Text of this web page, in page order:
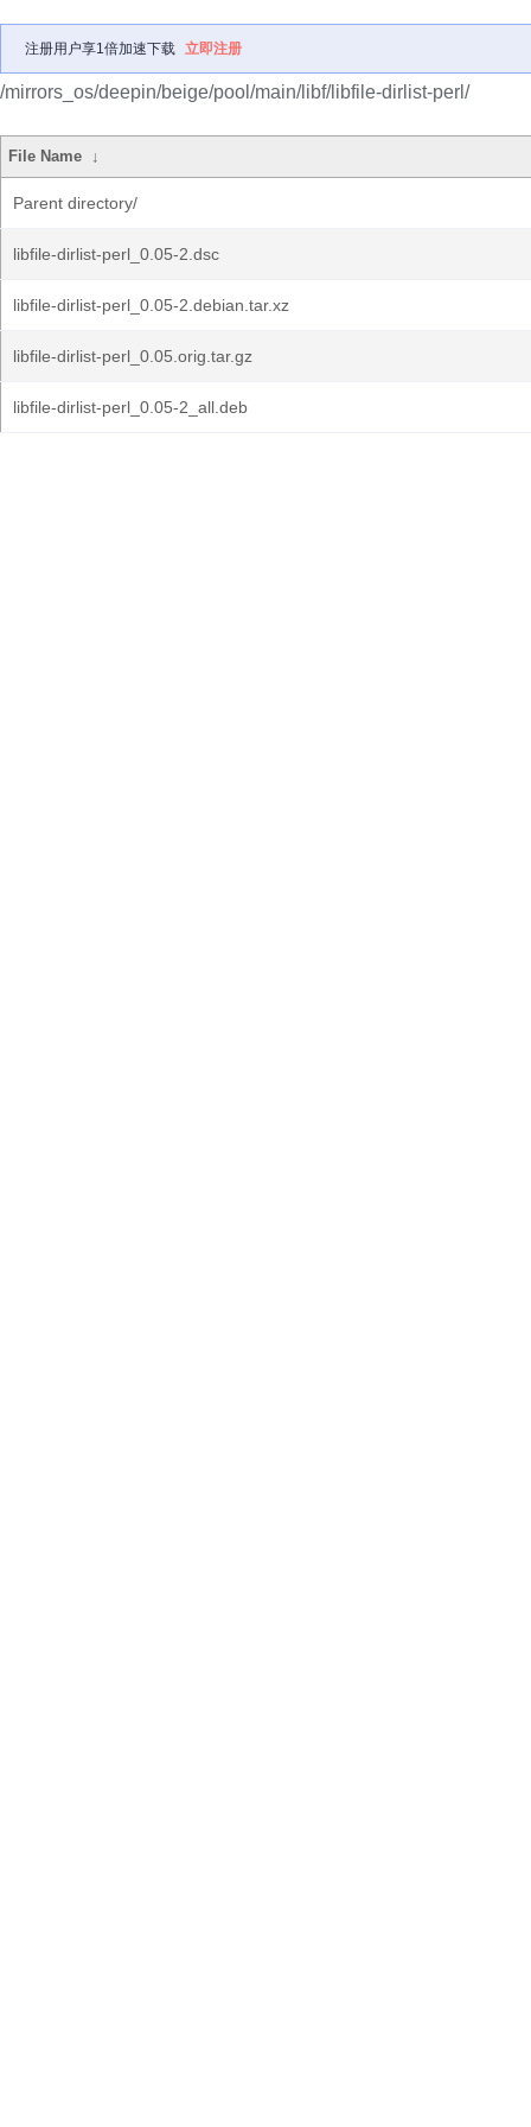
注册用户享1倍加速下载 立即注册
/mirrors_os/deepin/beige/pool/main/libf/libfile-dirlist-perl/
File Name ↓
Parent directory/
libfile-dirlist-perl_0.05-2.dsc
libfile-dirlist-perl_0.05-2.debian.tar.xz
libfile-dirlist-perl_0.05.orig.tar.gz
libfile-dirlist-perl_0.05-2_all.deb